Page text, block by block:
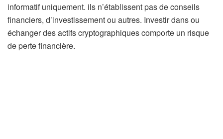
informatif uniquement. ils n’établissent pas de conseils
financiers, d’investissement ou autres. Investir dans ou
échanger des actifs cryptographiques comporte un risque
de perte financière.